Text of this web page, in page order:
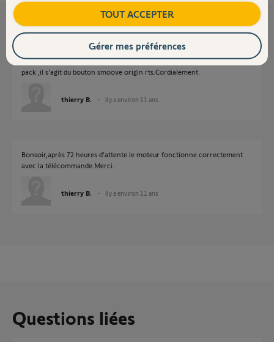
Les autres réponses
Bonjour,la télécommande du volet battant yslo flex rts est fournie dans le
pack ,il s'agit du bouton smoove origin rts.Cordialement.
thierry B. il y a environ 11 ans
Bonsoir,après 72 heures d'attente le moteur fonctionne correctement
avec la télécommande.Merci.
thierry B. il y a environ 11 ans
Questions liées
TOUT ACCEPTER
Gérer mes préférences